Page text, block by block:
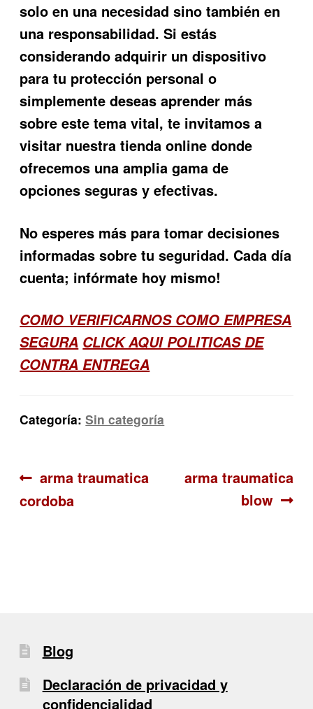
solo en una necesidad sino también en
una responsabilidad. Si estás
considerando adquirir un dispositivo
para tu protección personal o
simplemente deseas aprender más
sobre este tema vital, te invitamos a
visitar nuestra tienda online donde
ofrecemos una amplia gama de
opciones seguras y efectivas.
No esperes más para tomar decisiones
informadas sobre tu seguridad. Cada día
cuenta; infórmate hoy mismo!
COMO VERIFICARNOS COMO EMPRESA
SEGURA CLICK AQUI POLITICAS DE
CONTRA ENTREGA
Categoría:Sin categoría
Navegación
de
Anterior:
arma traumatica
cordoba
Siguiente:
arma traumatica
blow
Blog
Declaración de privacidad y
confidencialidad